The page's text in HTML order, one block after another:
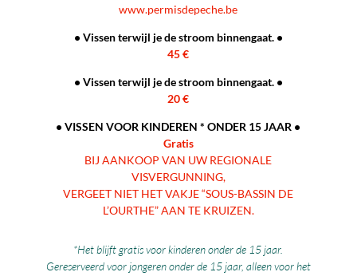
www.permisdepeche.be
• Vissen terwijl je de stroom binnengaat. •
45 €
• Vissen terwijl je de stroom binnengaat. •
20 €
• VISSEN VOOR KINDEREN * ONDER 15 JAAR •
Gratis
BIJ AANKOOP VAN UW REGIONALE
VISVERGUNNING,
VERGEET NIET HET VAKJE “SOUS-BASSIN DE
L’OURTHE” AAN TE KRUIZEN.
*Het blijft gratis voor kinderen onder de 15 jaar.
Gereserveerd voor jongeren onder de 15 jaar, alleen voor het